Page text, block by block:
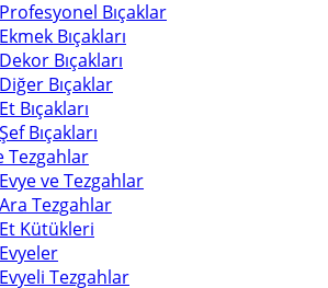
Profesyonel Bıçaklar
Ekmek Bıçakları
Dekor Bıçakları
Diğer Bıçaklar
Et Bıçakları
Şef Bıçakları
Tezgahlar
Evye ve Tezgahlar
Ara Tezgahlar
Et Kütükleri
Evyeler
Evyeli Tezgahlar